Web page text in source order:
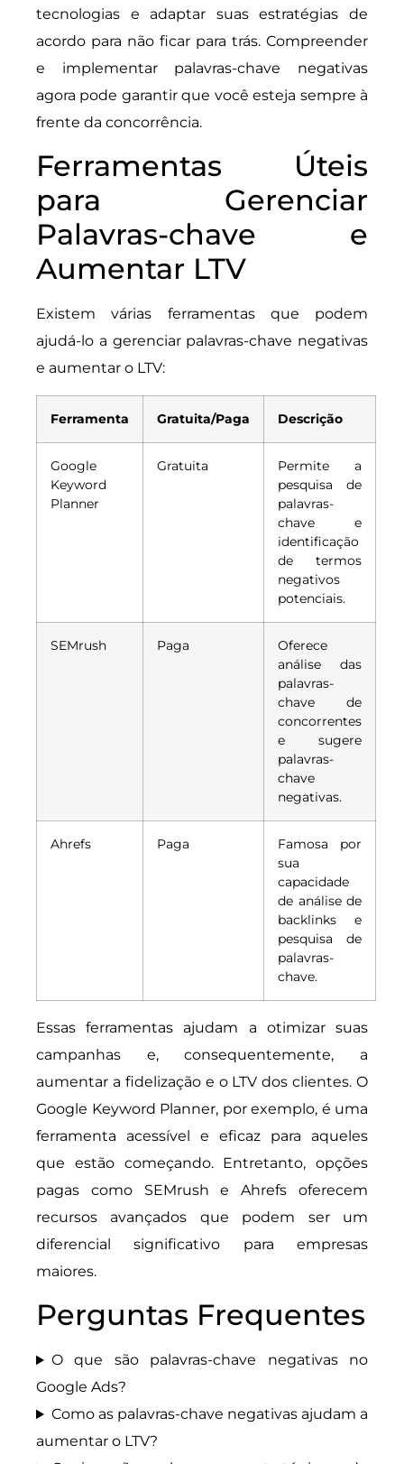
tecnologias e adaptar suas estratégias de
acordo para não ficar para trás. Compreender
e implementar palavras-chave negativas
agora pode garantir que você esteja sempre à
frente da concorrência.
Ferramentas Úteis
para Gerenciar
Palavras-chave e
Aumentar LTV
Existem várias ferramentas que podem
ajudá-lo a gerenciar palavras-chave negativas
e aumentar o LTV:
Ferramenta Gratuita/Paga Descrição
Google
Keyword
Planner
Gratuita
Permite a
pesquisa de
palavras-
chave e
identificação
de termos
negativos
potenciais.
SEMrush Paga
Oferece
análise das
palavras-
chave de
concorrentes
e sugere
palavras-
chave
negativas.
Ahrefs Paga
Famosa por
sua
capacidade
de análise de
backlinks e
pesquisa de
palavras-
chave.
Essas ferramentas ajudam a otimizar suas
campanhas e, consequentemente, a
aumentar a fidelização e o LTV dos clientes. O
Google Keyword Planner, por exemplo, é uma
ferramenta acessível e eficaz para aqueles
que estão começando. Entretanto, opções
pagas como SEMrush e Ahrefs oferecem
recursos avançados que podem ser um
diferencial significativo para empresas
maiores.
Perguntas Frequentes
O que são palavras-chave negativas no
Google Ads?
Como as palavras-chave negativas ajudam a
aumentar o LTV?